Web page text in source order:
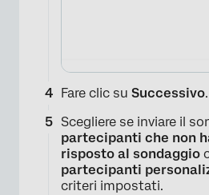
Fare clic su Successivo.
Scegliere se inviare il
partecipanti che non
risposto al sondaggio
partecipanti
criteri impostati.